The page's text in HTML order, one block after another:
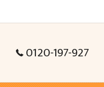
0120-197-927